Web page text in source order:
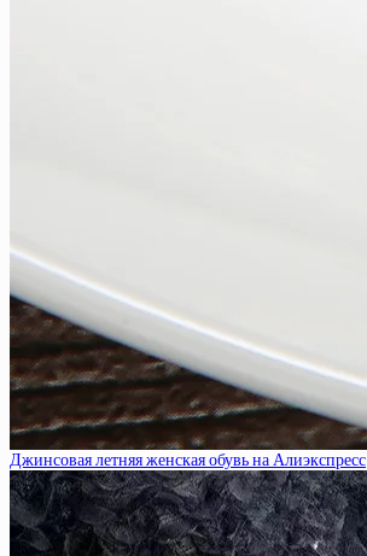
Джинсовая летняя женская обувь на Алиэкспресс